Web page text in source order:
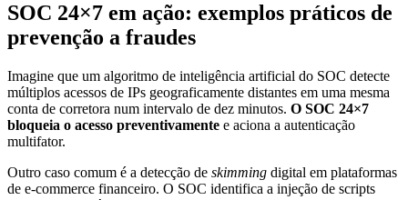
SOC 24×7 em ação: exemplos práticos de
prevenção a fraudes
Imagine que um algoritmo de inteligência artificial do SOC detecte
múltiplos acessos de IPs geograficamente distantes em uma mesma
conta de corretora num intervalo de dez minutos. O SOC 24×7
bloqueia o acesso preventivamente e aciona a autenticação
multifator.
Outro caso comum é a detecção de skimming digital em plataformas
de e-commerce financeiro. O SOC identifica a injeção de scripts